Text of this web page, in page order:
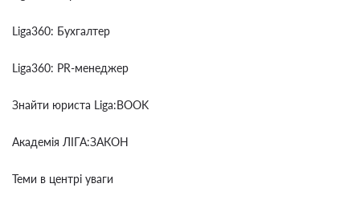
Liga360: Бухгалтер
Liga360: PR-менеджер
Знайти юриста Liga:BOOK
Академія ЛІГА:ЗАКОН
Теми в центрі уваги